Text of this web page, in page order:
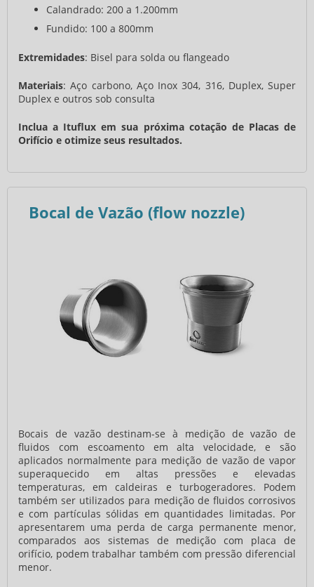
Calandrado: 200 a 1.200mm
Fundido: 100 a 800mm
Extremidades: Bisel para solda ou flangeado
Materiais: Aço carbono, Aço Inox 304, 316, Duplex, Super
Duplex e outros sob consulta
Inclua a Ituflux em sua próxima cotação de Placas de
Orifício e otimize seus resultados.
Bocal de Vazão (flow nozzle)
Bocais de vazão destinam-se à medição de vazão de
fluidos com escoamento em alta velocidade, e são
aplicados normalmente para medição de vazão de vapor
superaquecido em altas pressões e elevadas
temperaturas, em caldeiras e turbogeradores. Podem
também ser utilizados para medição de fluidos corrosivos
e com partículas sólidas em quantidades limitadas. Por
apresentarem uma perda de carga permanente menor,
comparados aos sistemas de medição com placa de
orifício, podem trabalhar também com pressão diferencial
menor.